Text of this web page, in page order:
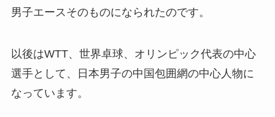
男子エースそのものになられたのです。
以後はWTT、世界卓球、オリンピック代表の中心
選手として、日本男子の中国包囲網の中心人物に
なっています。